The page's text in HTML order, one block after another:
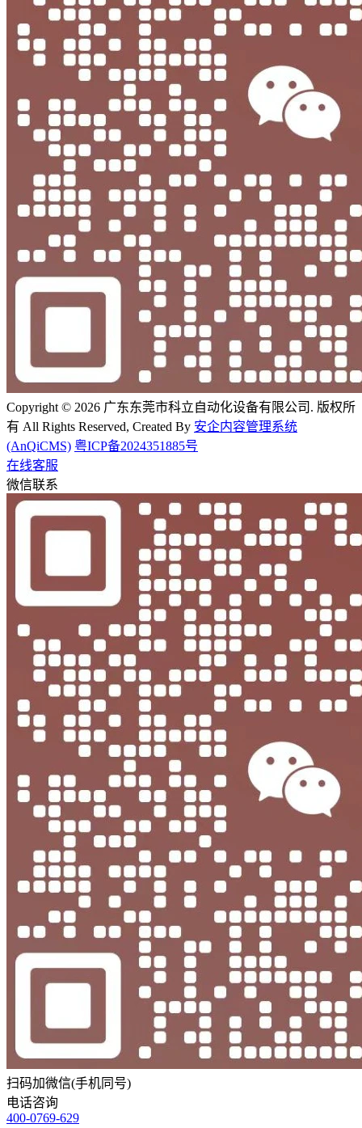
Copyright © 2026 广东东莞市科立自动化设备有限公司. 版权所
有 All Rights Reserved, Created By 安企内容管理系统
(AnQiCMS) 粤ICP备2024351885号
在线客服
微信联系
扫码加微信(手机同号)
电话咨询
400-0769-629